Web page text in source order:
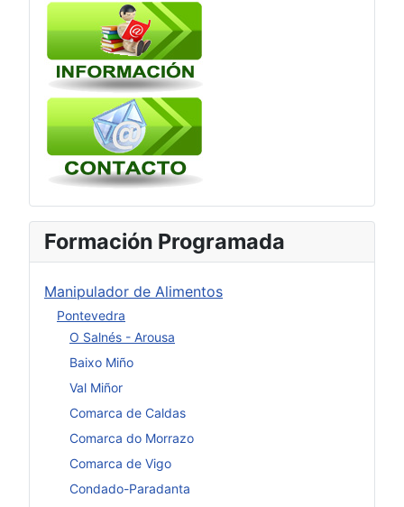
Formación Programada
Manipulador de Alimentos
Pontevedra
O Salnés - Arousa
Baixo Miño
Val Miñor
Comarca de Caldas
Comarca do Morrazo
Comarca de Vigo
Condado-Paradanta